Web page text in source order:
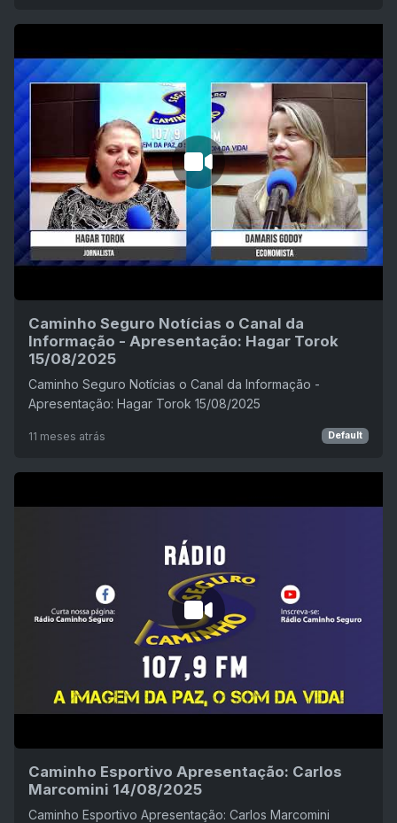
Caminho Seguro Notícias o Canal da
Informação - Apresentação: Hagar Torok
15/08/2025
Caminho Seguro Notícias o Canal da Informação -
Apresentação: Hagar Torok 15/08/2025
11 meses atrás Default
Caminho Esportivo Apresentação: Carlos
Marcomini 14/08/2025
Caminho Esportivo Apresentação: Carlos Marcomini